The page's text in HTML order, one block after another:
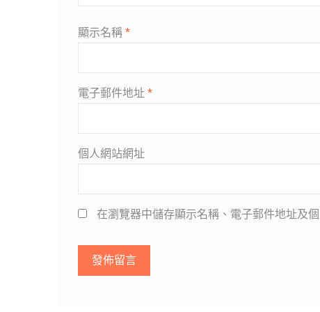
顯示名稱 *
電子郵件地址 *
個人網站網址
在瀏覽器中儲存顯示名稱、電子郵件地址及